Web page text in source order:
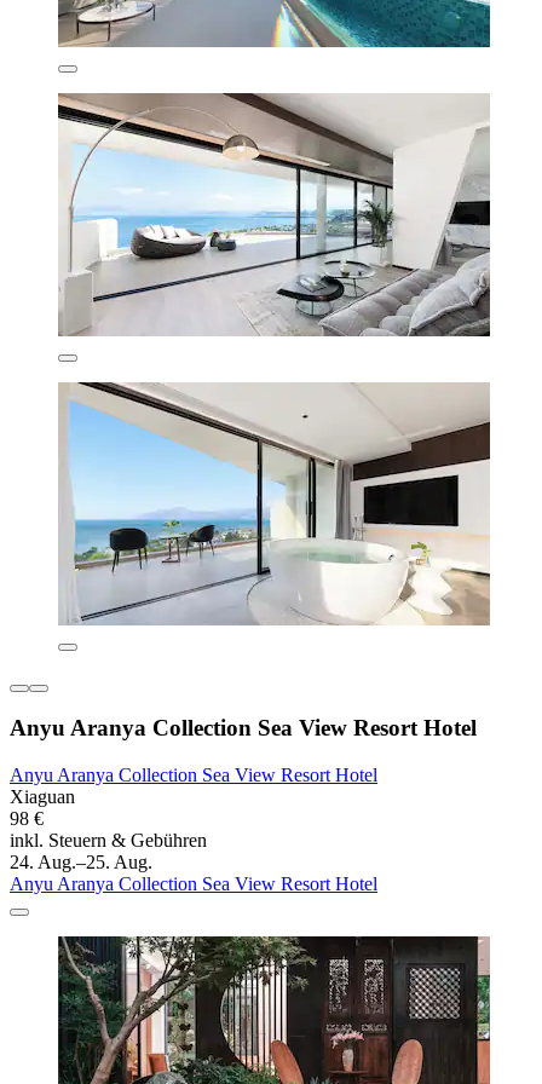
Anyu Aranya Collection Sea View Resort Hotel
Anyu Aranya Collection Sea View Resort Hotel
Xiaguan
98 €
inkl. Steuern & Gebühren
24. Aug.–25. Aug.
Anyu Aranya Collection Sea View Resort Hotel